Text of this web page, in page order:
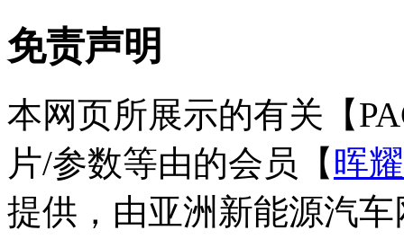
免责声明
本网页所展示的有关【
片/参数等由的会员【 晖
提供，由亚洲新能源汽